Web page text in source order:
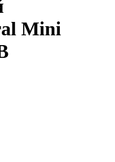
Mini